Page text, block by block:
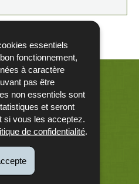
essentiels
fonctionnement,
à caractère
pas être
non essentiels sont
et seront
si vous les acceptez.
de confidentialité